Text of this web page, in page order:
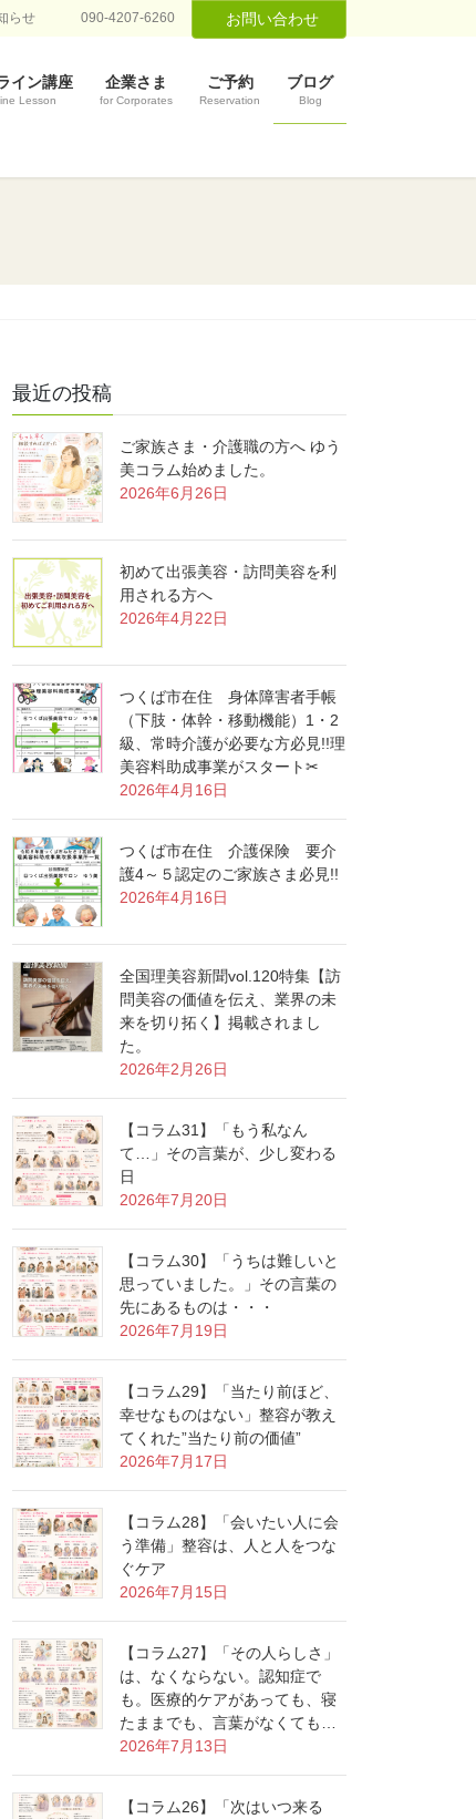
らせ 090-4207-6260 お問い合わせ
イン講座
Lesson
企業さま
for Corporates
ご予約
Reservation
ブログ
Blog
最近の投稿
ご家族さま・介護職の方へ ゆう
美コラム始めました。
2026年6月26日
初めて出張美容・訪問美容を利
用される方へ
2026年4月22日
つくば市在住 身体障害者手帳
（下肢・体幹・移動機能）1・2
級、常時介護が必要な方必見!!理
美容料助成事業がスタート✂
2026年4月16日
つくば市在住 介護保険 要介
護4～５認定のご家族さま必見!!
2026年4月16日
全国理美容新聞vol.120特集【訪
問美容の価値を伝え、業界の未
来を切り拓く】掲載されまし
た。
2026年2月26日
【コラム31】「もう私なん
て…」その言葉が、少し変わる
日
2026年7月20日
【コラム30】「うちは難しいと
思っていました。」その言葉の
先にあるものは・・・
2026年7月19日
【コラム29】「当たり前ほど、
幸せなものはない」整容が教え
てくれた”当たり前の価値”
2026年7月17日
【コラム28】「会いたい人に会
う準備」整容は、人と人をつな
ぐケア
2026年7月15日
【コラム27】「その人らしさ」
は、なくならない。認知症で
も。医療的ケアがあっても、寝
たままでも、言葉がなくても…
2026年7月13日
【コラム26】「次はいつ来る